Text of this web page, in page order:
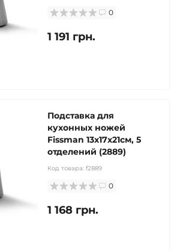
0
1 191 грн.
Подставка для
кухонных ножей
Fissman 13x17х21см, 5
отделений (2889)
Код товара: f2889
0
1 168 грн.